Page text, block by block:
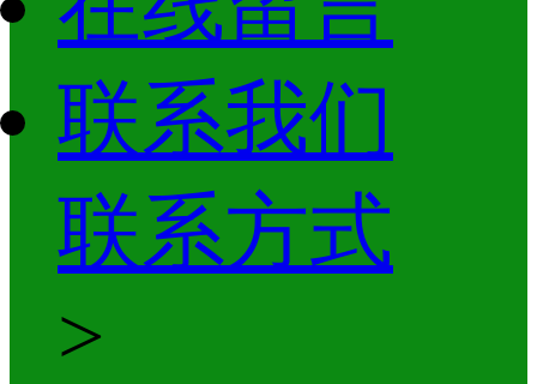
联系我们
联系方式
>